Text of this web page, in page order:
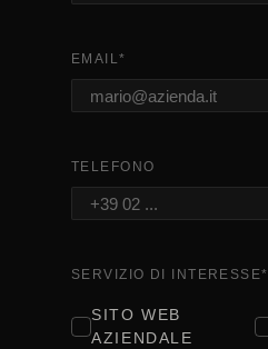
EMAIL*
TELEFONO
SERVIZIO DI INTERESSE*
SITO WEB
AZIENDALE